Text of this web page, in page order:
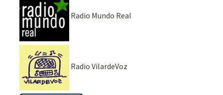
Radio Mundo Real
Radio VilardeVoz